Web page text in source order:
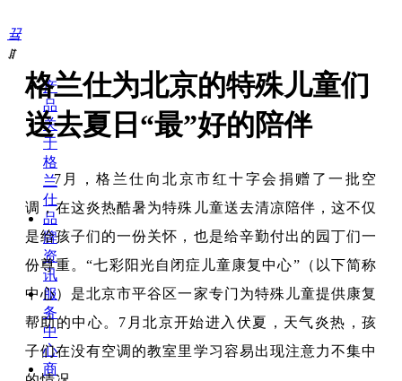
끀
ꁲ
产
品
关
于
格
兰
仕
品
牌
资
讯
服
务
中
心
商
格兰仕为北京的特殊儿童们
送去夏日“最”好的陪伴
7月，格兰仕向北京市红十字会捐赠了一批空
调，在这炎热酷暑为特殊儿童送去清凉陪伴，这不仅
是给孩子们的一份关怀，也是给辛勤付出的园丁们一
份尊重。“七彩阳光自闭症儿童康复中心”（以下简称
中心）是北京市平谷区一家专门为特殊儿童提供康复
帮助的中心。7月北京开始进入伏夏，天气炎热，孩
子们在没有空调的教室里学习容易出现注意力不集中